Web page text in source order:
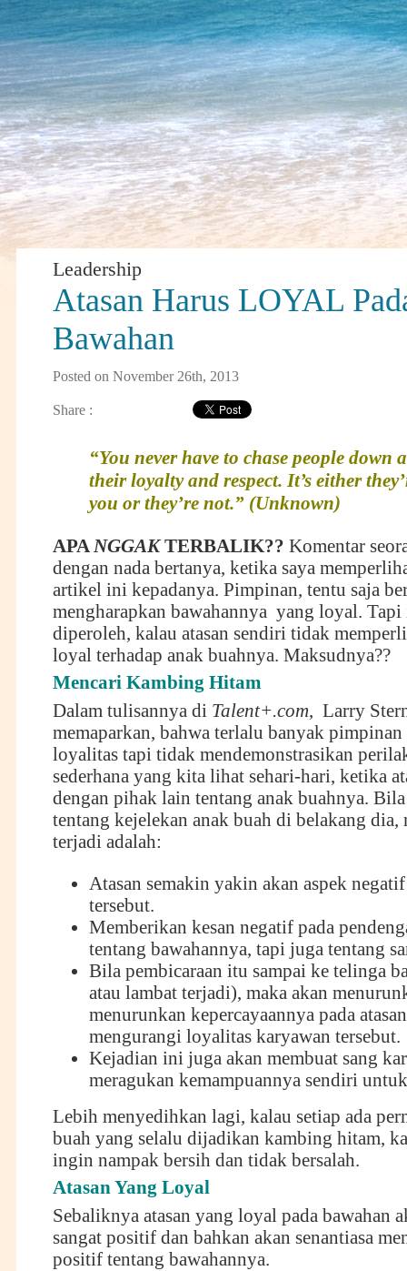
Leadership
Atasan Harus LOYAL
Bawahan
Posted on November 26th, 2013
Share :
“You never have to chase people down
their loyalty and respect. It’s either
you or they’re not.” (Unknown)
APANGGAKTERBALIK?? Komentar
dengan nada bertanya, ketika saya
artikel ini kepadanya. Pimpinan, tentu saja
mengharapkan bawahannya yang loyal.
diperoleh, kalau atasan sendiri tidak
loyal terhadap anak buahnya. Maksudnya??
Mencari Kambing Hitam
Dalam tulisannya di Talent+.com, Larry
memaparkan, bahwa terlalu banyak
loyalitas tapi tidak mendemonstrasikan
sederhana yang kita lihat sehari-hari, ketika
dengan pihak lain tentang anak buahnya.
tentang kejelekan anak buah di belakang dia,
terjadi adalah:
Atasan semakin yakin akan aspek
tersebut.
Memberikan kesan negatif pada
tentang bawahannya, tapi juga tentang
Bila pembicaraan itu sampai ke telinga
atau lambat terjadi), maka akan
menurunkan kepercayaannya pada
mengurangi loyalitas karyawan tersebut.
Kejadian ini juga akan membuat sang
meragukan kemampuannya sendiri
Lebih menyedihkan lagi, kalau setiap ada
buah yang selalu dijadikan kambing hitam,
ingin nampak bersih dan tidak bersalah.
Atasan Yang Loyal
Sebaliknya atasan yang loyal pada bawahan
sangat positif dan bahkan akan senantiasa
positif tentang bawahannya.